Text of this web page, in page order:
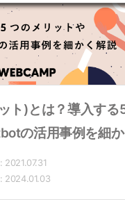
ト)とは？導入する
の活用事例を細
2021.07.31
2024.01.03